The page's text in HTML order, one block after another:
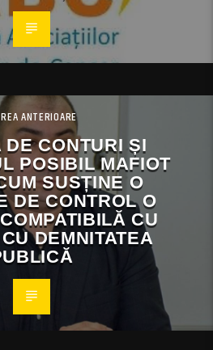
ANTERIOARE
DE CONTURI ȘI
POSIBIL MAFIOT
SUSȚINE O
DE CONTROL O
CU
DEMNITATEA